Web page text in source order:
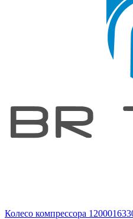
Колесо компрессора